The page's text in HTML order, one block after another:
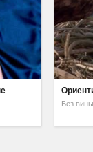
Без